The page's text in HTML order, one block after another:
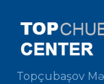
Topçubaşov